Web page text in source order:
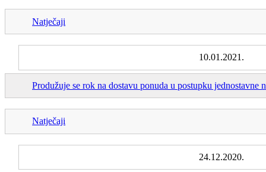
Natječaji
10.01.2021.
Produžuje se rok na dostavu ponuda u postupku
Natječaji
24.12.2020.